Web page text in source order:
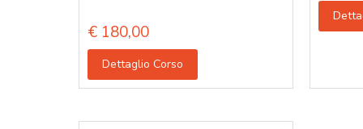
€ 180,00
Dettaglio Corso